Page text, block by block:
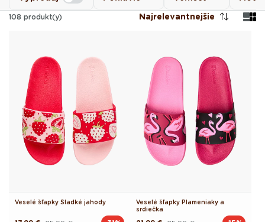
108 produkt(y) Najrelevantnejšie
Veselé šľapky Sladké jahody
Veselé šľapky Plameniaky a
srdiečka